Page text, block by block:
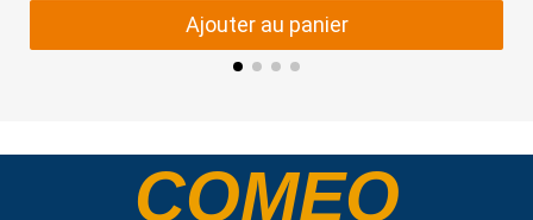
Ajouter au panier
COMEO